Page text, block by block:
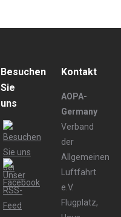
Besuchen
Sie
uns
Kontakt
AOPA-
Germany
Verband
der
Allgemeinen
Luftfahrt
e.V.
Flugplatz,